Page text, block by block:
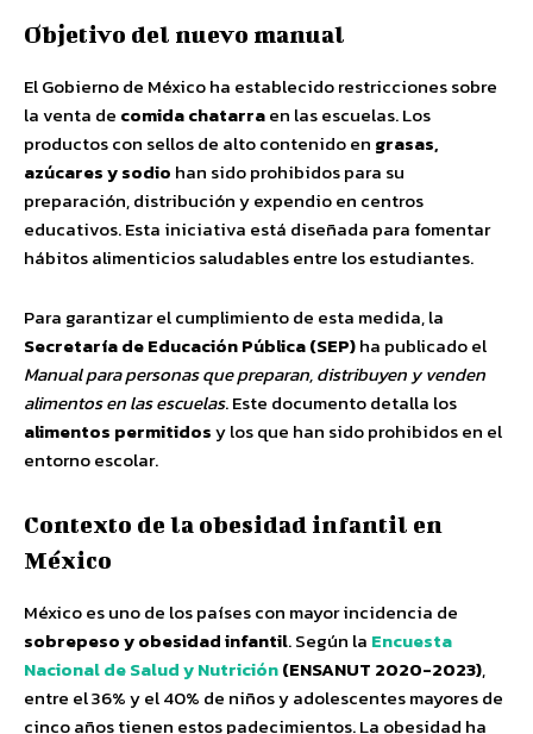
Objetivo del nuevo manual
El Gobierno de México ha establecido restricciones sobre
la venta de comida chatarraen las escuelas. Los
productos con sellos de alto contenido en grasas,
azúcares y sodio han sido prohibidos para su
preparación, distribución y expendio en centros
educativos. Esta iniciativa está diseñada para fomentar
hábitos alimenticios saludables entre los estudiantes.
Para garantizar el cumplimiento de esta medida, la
Secretaría de Educación Pública (SEP)ha publicado el
Manual para personas que preparan, distribuyen y venden
alimentos en las escuelas. Este documento detalla los
alimentos permitidosy los que han sido prohibidos en el
entorno escolar.
Contexto de la obesidad infantil en
México
México es uno de los países con mayor incidencia de
sobrepeso y obesidad infantil. Según la Encuesta
Nacional de Salud y Nutrición(ENSANUT 2020-2023),
entre el 36% y el 40% de niños y adolescentes mayores de
cinco años tienen estos padecimientos. La obesidad ha